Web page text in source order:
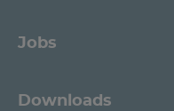
Jobs
Downloads